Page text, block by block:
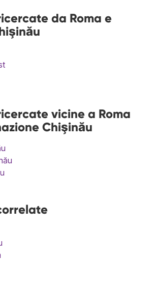
da Roma e
vicine a Roma
Chişinău